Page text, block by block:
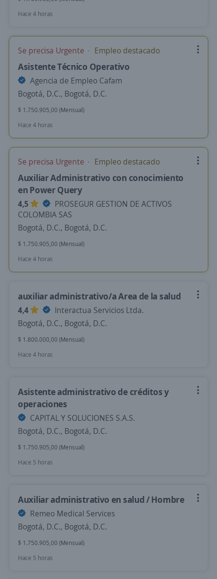
Hace 4 horas
Se precisa Urgente Empleo destacado
Asistente Técnico Operativo
Agencia de Empleo Cafam
Bogotá, D.C., Bogotá, D.C.
$ 1.750.905,00 (Mensual)
Hace 4 horas
Se precisa Urgente Empleo destacado
Auxiliar Administrativo con conocimiento
en Power Query
4,5
PROSEGUR GESTION DE ACTIVOS
COLOMBIA SAS
Bogotá, D.C., Bogotá, D.C.
$ 1.750.905,00 (Mensual)
Hace 4 horas
auxiliar administrativo/a Area de la salud
4,4
Interactua Servicios Ltda.
Bogotá, D.C., Bogotá, D.C.
$ 1.800.000,00 (Mensual)
Hace 4 horas
Asistente administrativo de créditos y
operaciones
CAPITAL Y SOLUCIONES S.A.S.
Bogotá, D.C., Bogotá, D.C.
$ 1.750.905,00 (Mensual)
Hace 5 horas
Auxiliar administrativo en salud / Hombre
Remeo Medical Services
Bogotá, D.C., Bogotá, D.C.
$ 1.750.905,00 (Mensual)
Hace 5 horas